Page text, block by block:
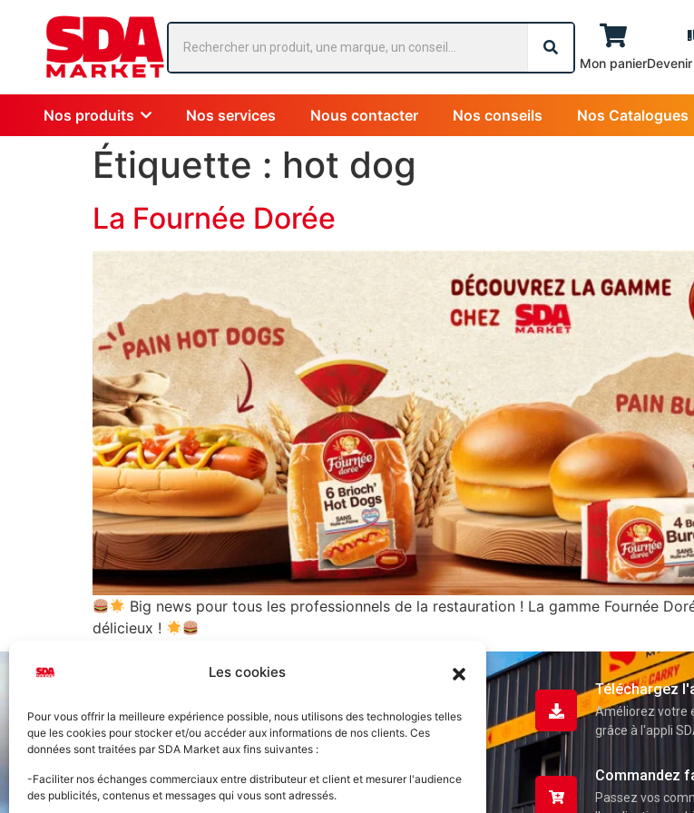
Les cookies
Pour vous offrir la meilleure expérience possible, nous utilisons des technologies telles
que les cookies pour stocker et/ou accéder aux informations de nos clients. Ces
données sont traitées par SDA Market aux fins suivantes :
-Faciliter nos échanges commerciaux entre distributeur et client et mesurer l'audience
des publicités, contenus et messages qui vous sont adressés.
Mon panier
Nos produits Nos services Nous contacter Nos conseils Nos Catalogues
Étiquette : hot dog
La Fournée Dorée
Big news pour tous les professionnels de la restauration ! La gamme Fournée
délicieux !
Accueil
Téléchargez
Améliorez votre
grâce à l'appli
Commandez
Passez vos